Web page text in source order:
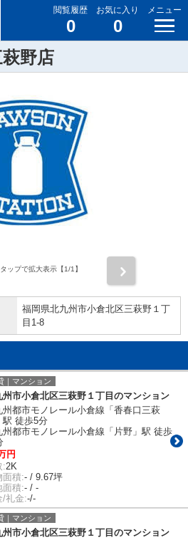
閲覧履歴
0
お気に入り
0
メニュー
野店
ップで拡大表示【1/1】
福岡県北九州市小倉北区三萩野１丁
目1-8
｜マンション
州市小倉北区三萩野１丁目のマンション
州都市モノレール小倉線「香春口三萩
駅 徒歩5分
州都市モノレール小倉線「片野」駅 徒歩
円
:2K
面積:- / 9.67坪
面積:- / -
/礼金:-/-
｜マンション
州市小倉北区三萩野１丁目のマンション